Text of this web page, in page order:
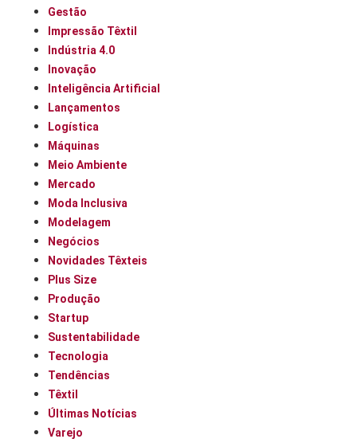
Gestão
Impressão Têxtil
Indústria 4.0
Inovação
Inteligência Artificial
Lançamentos
Logística
Máquinas
Meio Ambiente
Mercado
Moda Inclusiva
Modelagem
Negócios
Novidades Têxteis
Plus Size
Produção
Startup
Sustentabilidade
Tecnologia
Tendências
Têxtil
Últimas Notícias
Varejo